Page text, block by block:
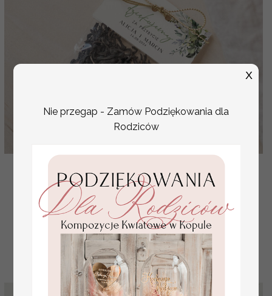
pomysłowe prezenty dla gości weselnych, mala
saszetka
( 27/Now/saszetka )
3.50 PLN
Nie przegap - Zamów Podziękowania dla
Rodziców
X